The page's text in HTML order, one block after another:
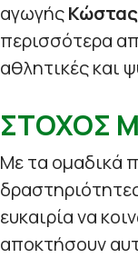
αγωγής
περισσότερα
αθλητικές και
ΣΤΟΧΟΣ
Με τα ομαδικά
ευκαιρία να
αποκτήσουν